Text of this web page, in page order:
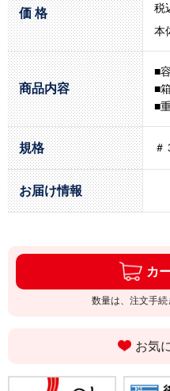
価 格 税
本
商品内容
■
■
■
規格 ＃
お届け情報
カ
数量は、注文手続
お気